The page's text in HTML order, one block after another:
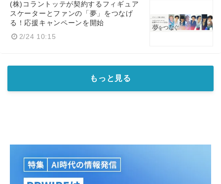
(株)コラントッテが契約するフィギュア
スケーターとファンの「夢」をつなげ
る！応援キャンペーンを開始
2/24 10:15
もっと見る